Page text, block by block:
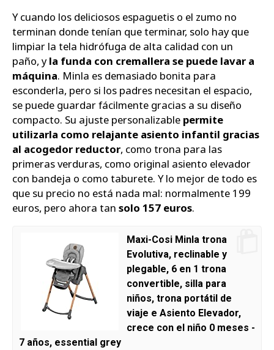
Y cuando los deliciosos espaguetis o el zumo no
terminan donde tenían que terminar, solo hay que
limpiar la tela hidrófuga de alta calidad con un
paño, yla funda con cremallera se puede lavar a
máquina. Minla es demasiado bonita para
esconderla, pero si los padres necesitan el espacio,
se puede guardar fácilmente gracias a su diseño
compacto. Su ajuste personalizable permite
utilizarla como relajante asiento infantil gracias
al acogedor reductor, como trona para las
primeras verduras, como original asiento elevador
con bandeja o como taburete. Y lo mejor de todo es
que su precio no está nada mal: normalmente 199
euros, pero ahora tan solo 157 euros.
Maxi-Cosi Minla trona
Evolutiva, reclinable y
plegable, 6 en 1 trona
convertible, silla para
niños, trona portátil de
viaje e Asiento Elevador,
crece con el niño 0 meses -
7 años, essential grey